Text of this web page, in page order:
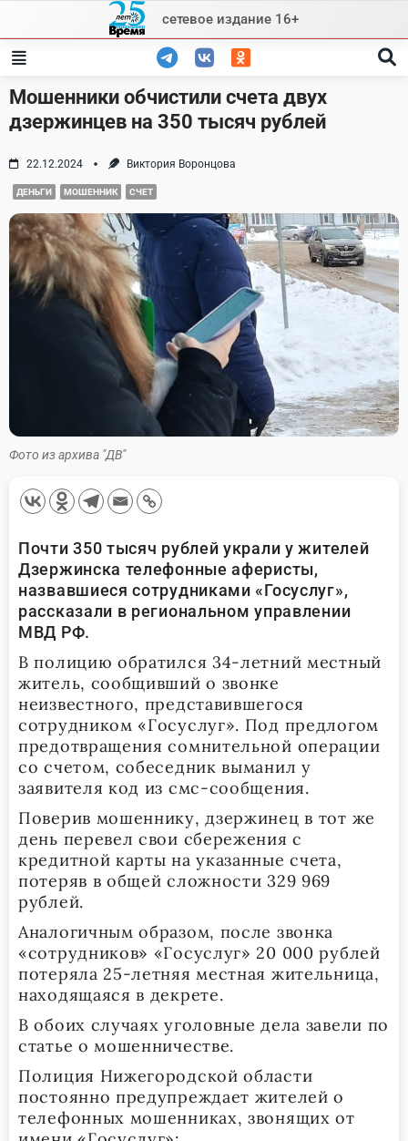
content
сетевое издание 16+
Мошенники обчистили счета двух
дзержинцев на 350 тысяч рублей
22.12.2024 Виктория Воронцова
ДЕНЬГИ МОШЕННИК СЧЕТ
Фото из архива "ДВ"
Почти 350 тысяч рублей украли у жителей
Дзержинска телефонные аферисты,
назвавшиеся сотрудниками «Госуслуг»,
рассказали в региональном управлении
МВД РФ.
В полицию обратился 34-летний местный
житель, сообщивший о звонке
неизвестного, представившегося
сотрудником «Госуслуг». Под предлогом
предотвращения сомнительной операции
со счетом, собеседник выманил у
заявителя код из смс-сообщения.
Поверив мошеннику, дзержинец в тот же
день перевел свои сбережения с
кредитной карты на указанные счета,
потеряв в общей сложности 329 969
рублей.
Аналогичным образом, после звонка
«сотрудников» «Госуслуг» 20 000 рублей
потеряла 25-летняя местная жительница,
находящаяся в декрете.
В обоих случаях уголовные дела завели по
статье о мошенничестве.
Полиция Нижегородской области
постоянно предупреждает жителей о
телефонных мошенниках, звонящих от